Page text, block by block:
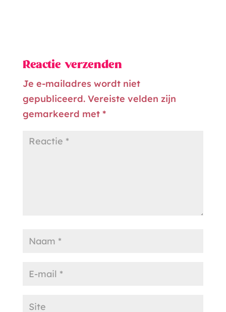
Reactie verzenden
Je e-mailadres wordt niet
gepubliceerd. Vereiste velden zijn
gemarkeerd met *